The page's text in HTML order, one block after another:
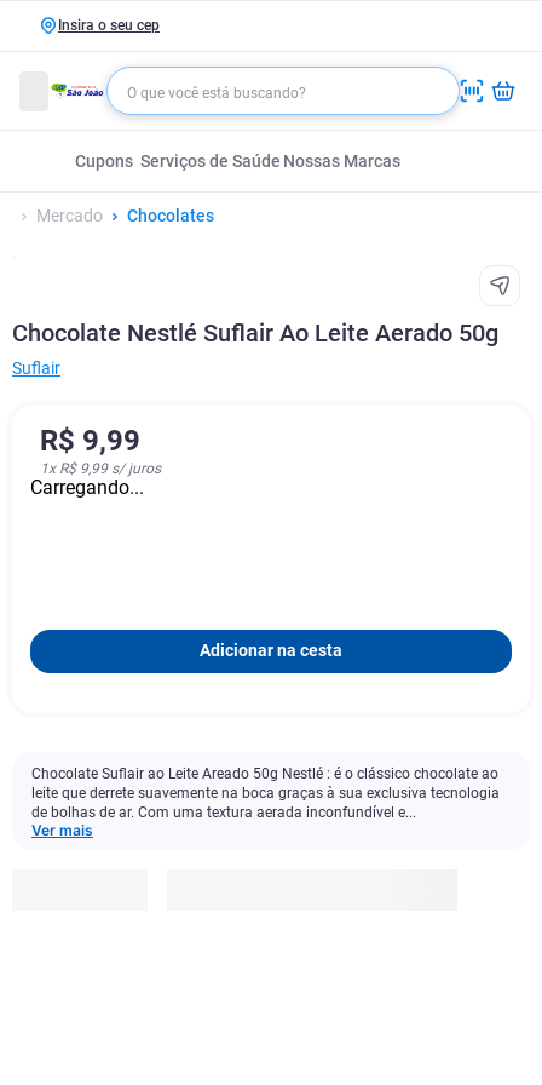
Insira o seu cep
Cupons Serviços de Saúde Nossas Marcas
Mercado Chocolates
Chocolate Nestlé Suflair Ao Leite Aerado 50g
Suflair
R$ 9,99
1x R$ 9,99s/ juros
Carregando...
Adicionar na cesta
Chocolate Suflair ao Leite Areado 50g Nestlé : é o clássico chocolate ao
leite que derrete suavemente na boca graças à sua exclusiva tecnologia
de bolhas de ar. Com uma textura aerada inconfundível e...
Ver mais